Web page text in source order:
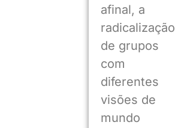
afinal, a
radicalização
de grupos
com
diferentes
visões de
mundo